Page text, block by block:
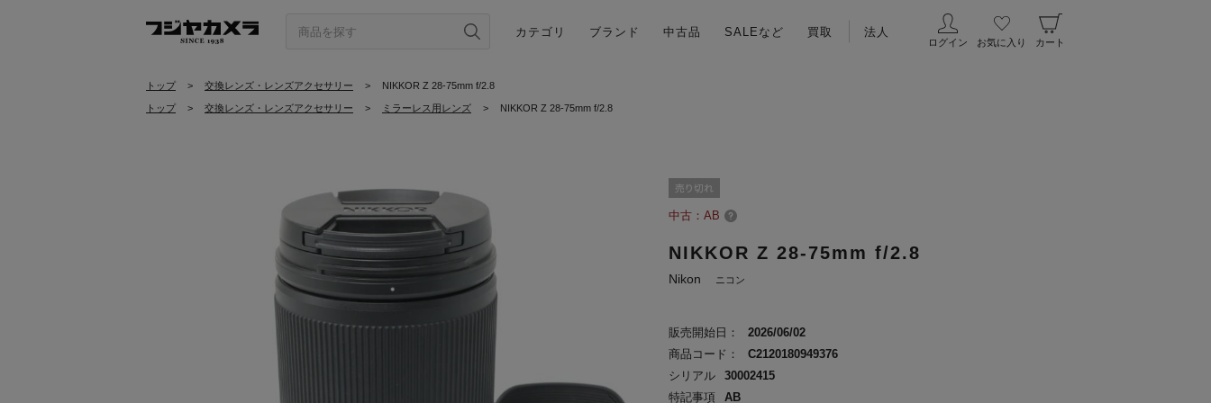
カテゴリ ブランド 中古品 SALEなど 買取 法人
ログイン お気に入り カート
トップ > 交換レンズ・レンズアクセサリー > NIKKOR Z 28-75mm f/2.8
トップ > 交換レンズ・レンズアクセサリー > ミラーレス用レンズ > NIKKOR Z 28-75mm f/2.8
中古：AB
NIKKOR Z 28-75mm f/2.8
Nikon ニコン
商品コード： C2120180949376
販売開始日： 2026/06/02
シリアル
30002415
特記事項
AB